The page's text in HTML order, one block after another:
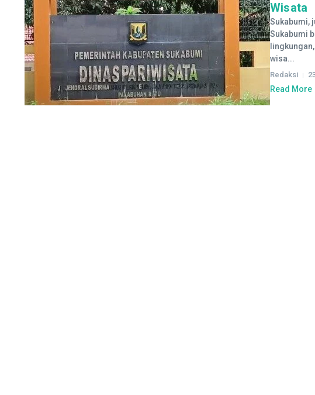
Wisata
Sukabumi,
Sukabumi
wisa...
Redaksi
Read More